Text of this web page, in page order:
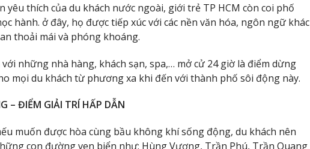
yêu thích của du khách nước ngoài, giới trẻ TP HCM còn coi phố
hành. ở đây, họ được tiếp xúc với các nền văn hóa, ngôn ngữ khác
thoải mái và phóng khoáng.
với những nhà hàng, khách sạn, spa,… mở cử 24 giờ là điểm dừng
mọi du khách từ phương xa khi đến với thành phố sôi động này.
– ĐIỂM GIẢI TRÍ HẤP DẪN
muốn được hòa cùng bầu không khí sống động, du khách nên
con đường ven biển như: Hùng Vương, Trần Phú, Trần Quang